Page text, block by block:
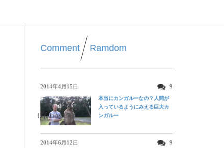
Comment Ramdom
2014年4月15日 9
ほんわか映像
本当にカンガルーなの？人間が
入っているようにみえる巨大カ
ンガルー
2014年6月12日 9